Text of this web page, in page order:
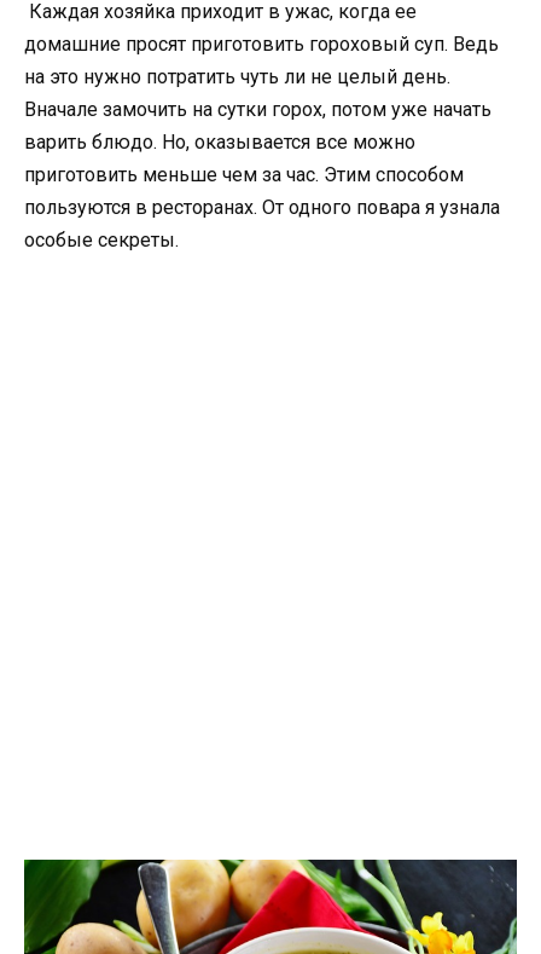
Каждая хозяйка приходит в ужас, когда ее
домашние просят приготовить гороховый суп. Ведь
на это нужно потратить чуть ли не целый день.
Вначале замочить на сутки горох, потом уже начать
варить блюдо. Но, оказывается все можно
приготовить меньше чем за час. Этим способом
пользуются в ресторанах. От одного повара я узнала
особые секреты.